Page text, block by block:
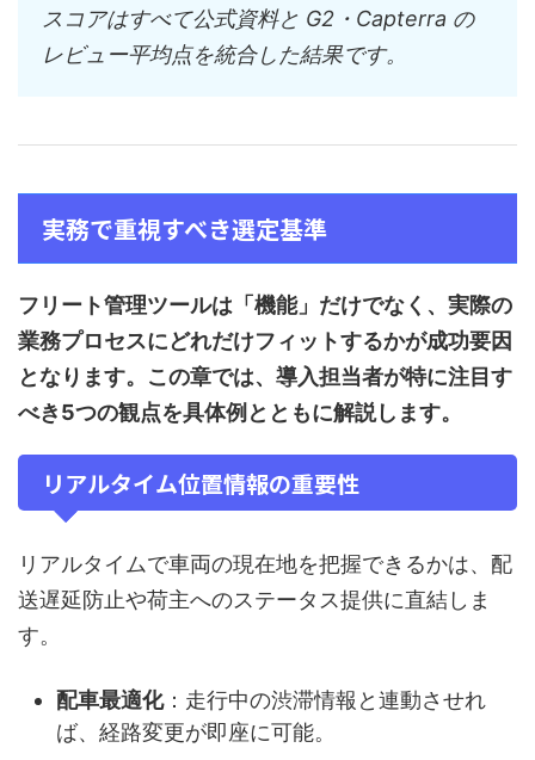
スコアはすべて公式資料と G2・Capterra の
レビュー平均点を統合した結果です。
実務で重視すべき選定基準
フリート管理ツールは「機能」だけでなく、実際の
業務プロセスにどれだけフィットするかが成功要因
となります。この章では、導入担当者が特に注目す
べき5つの観点を具体例とともに解説します。
リアルタイム位置情報の重要性
リアルタイムで車両の現在地を把握できるかは、配
送遅延防止や荷主へのステータス提供に直結しま
す。
配車最適化：走行中の渋滞情報と連動させれ
ば、経路変更が即座に可能。